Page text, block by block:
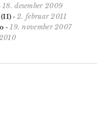
18. desember 2009
(II) -2. februar 2011
-19. november 2007